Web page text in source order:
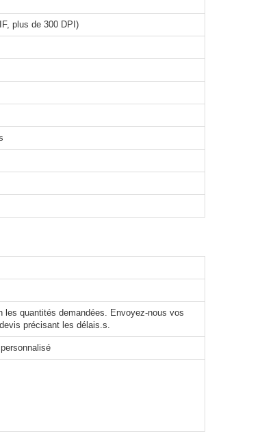
plus de 300 DPI)
quantités demandées. Envoyez-nous vos
précisant les délais.s.